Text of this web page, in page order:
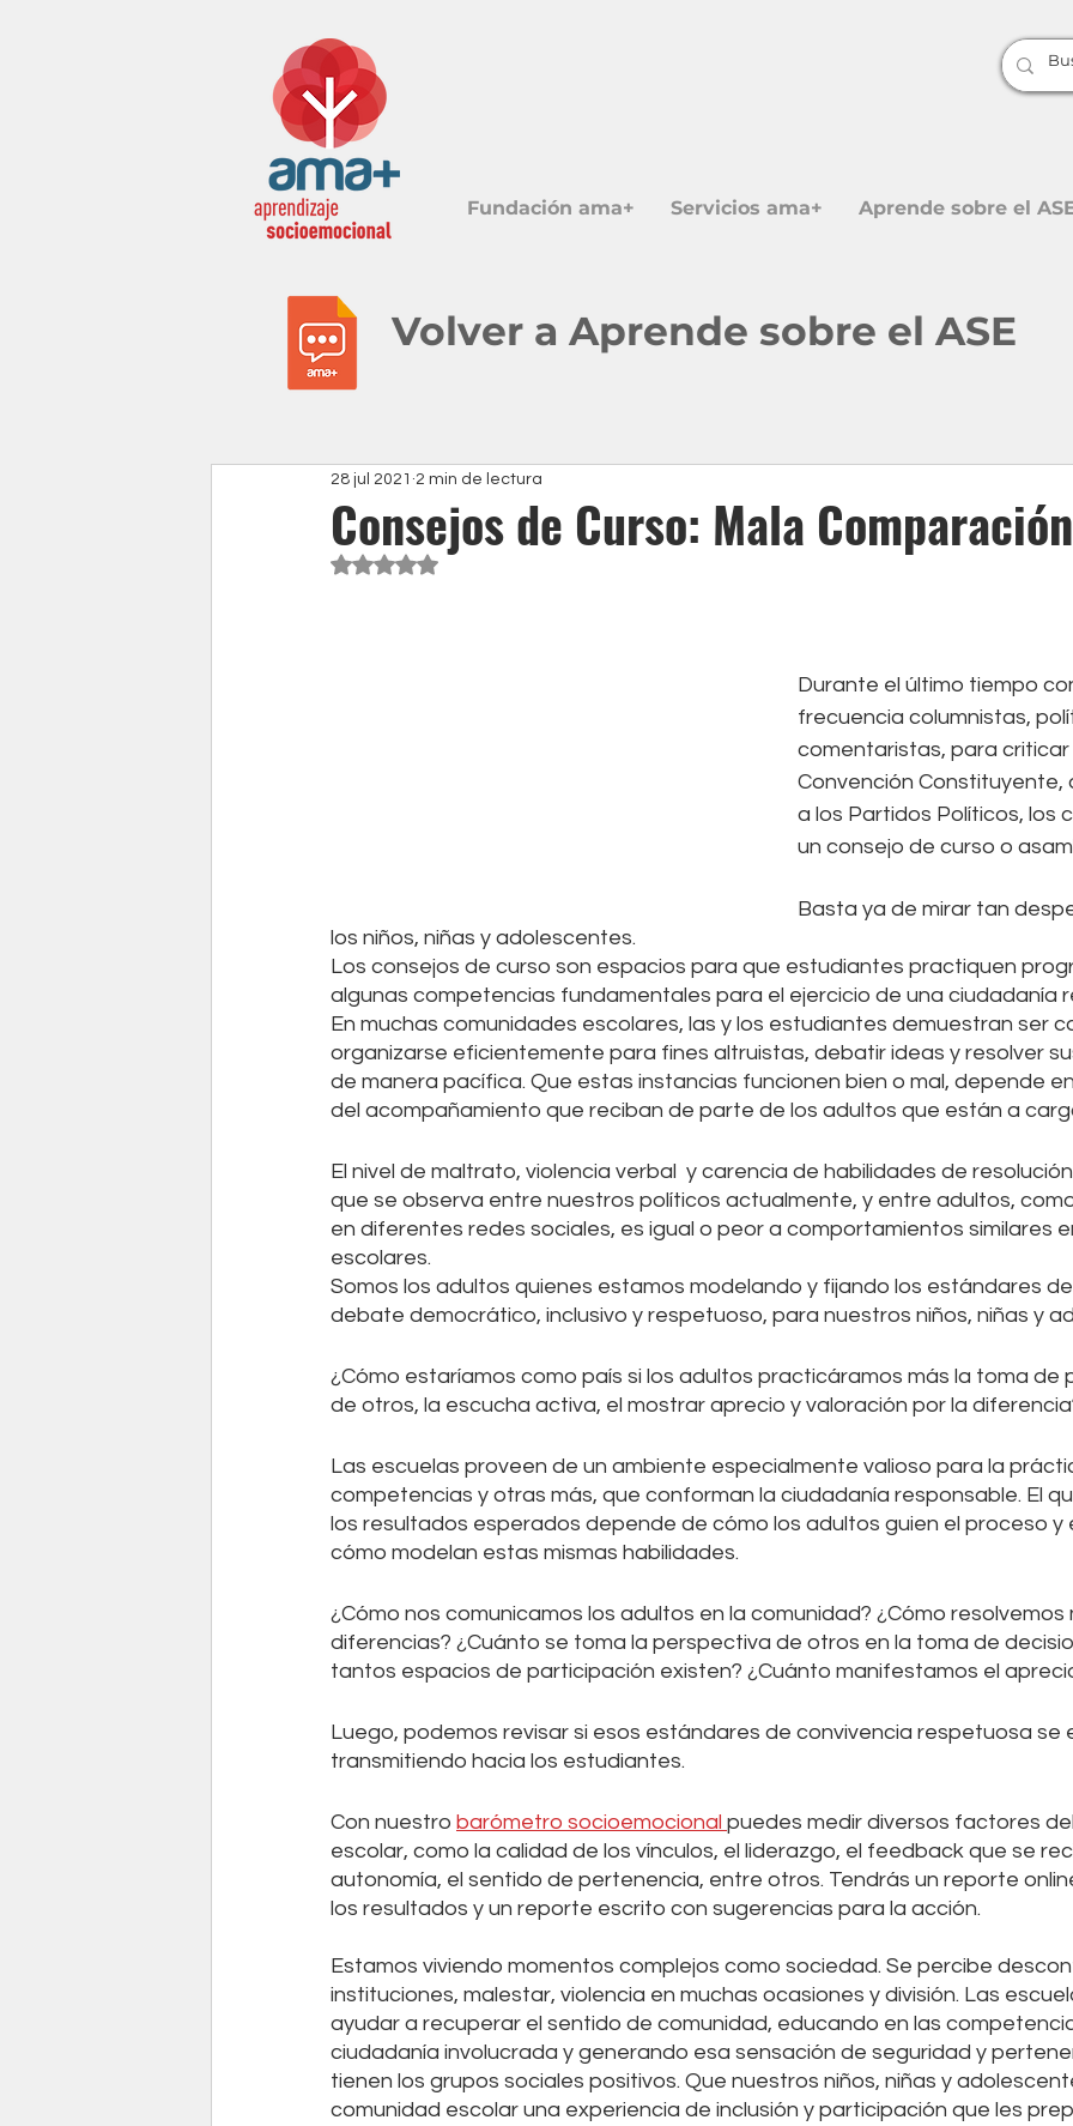
Fundación ama+ Servicios ama+ Aprende sobre el
Volver a Aprende sobre el ASE
Consejos de Curso: Mala Comparación
28 jul 2021 2 min de lectura
Obtuvo NaN de 5 estrellas.
Durante el último tiempo
frecuencia columnistas,
comentaristas, para criticar
Convención Constituyente,
a los Partidos Políticos, los
un consejo de curso o
Basta ya de mirar tan
los niños, niñas y adolescentes.
Los consejos de curso son espacios para que estudiantes practiquen
algunas competencias fundamentales para el ejercicio de una ciudadanía
En muchas comunidades escolares, las y los estudiantes demuestran ser
organizarse eficientemente para fines altruistas, debatir ideas y resolver
de manera pacífica. Que estas instancias funcionen bien o mal, depende
del acompañamiento que reciban de parte de los adultos que están a
El nivel de maltrato, violencia verbal  y carencia de habilidades de
que se observa entre nuestros políticos actualmente, y entre adultos,
en diferentes redes sociales, es igual o peor a comportamientos similares
escolares.
Somos los adultos quienes estamos modelando y fijando los estándares
debate democrático, inclusivo y respetuoso, para nuestros niños, niñas y
¿Cómo estaríamos como país si los adultos practicáramos más la toma de
de otros, la escucha activa, el mostrar aprecio y valoración por la
Las escuelas proveen de un ambiente especialmente valioso para la
competencias y otras más, que conforman la ciudadanía responsable. El
los resultados esperados depende de cómo los adultos guien el proceso y
cómo modelan estas mismas habilidades.
¿Cómo nos comunicamos los adultos en la comunidad? ¿Cómo resolvemos
diferencias? ¿Cuánto se toma la perspectiva de otros en la toma de
tantos espacios de participación existen? ¿Cuánto manifestamos el
Luego, podemos revisar si esos estándares de convivencia respetuosa se
transmitiendo hacia los estudiantes.
Con nuestro barómetro socioemocional puedes medir diversos factores
escolar, como la calidad de los vínculos, el liderazgo, el feedback que se
autonomía, el sentido de pertenencia, entre otros. Tendrás un reporte
los resultados y un reporte escrito con sugerencias para la acción.
Estamos viviendo momentos complejos como sociedad. Se percibe
instituciones, malestar, violencia en muchas ocasiones y división. Las
ayudar a recuperar el sentido de comunidad, educando en las
ciudadanía involucrada y generando esa sensación de seguridad y
tienen los grupos sociales positivos. Que nuestros niños, niñas y
comunidad escolar una experiencia de inclusión y participación que les